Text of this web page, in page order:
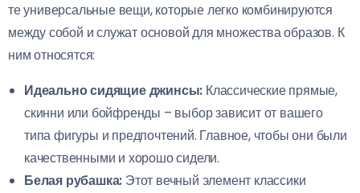
те универсальные вещи, которые легко комбинируются
между собой и служат основой для множества образов. К
ним относятся:
Идеально сидящие джинсы: Классические прямые,
скинни или бойфренды – выбор зависит от вашего
типа фигуры и предпочтений. Главное, чтобы они были
качественными и хорошо сидели.
Белая рубашка: Этот вечный элемент классики